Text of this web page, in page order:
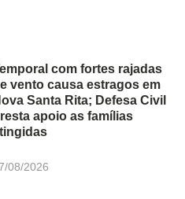
com fortes rajadas
vento causa estragos em
Santa Rita; Defesa Civil
apoio as famílias
08/2026